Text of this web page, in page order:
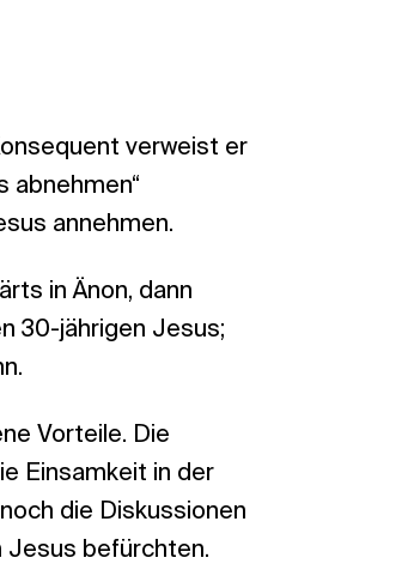
verweist er
abnehmen“
annehmen.
in Änon, dann
30-jährigen Jesus;
Vorteile. Die
Einsamkeit in der
die Diskussionen
Jesus befürchten.